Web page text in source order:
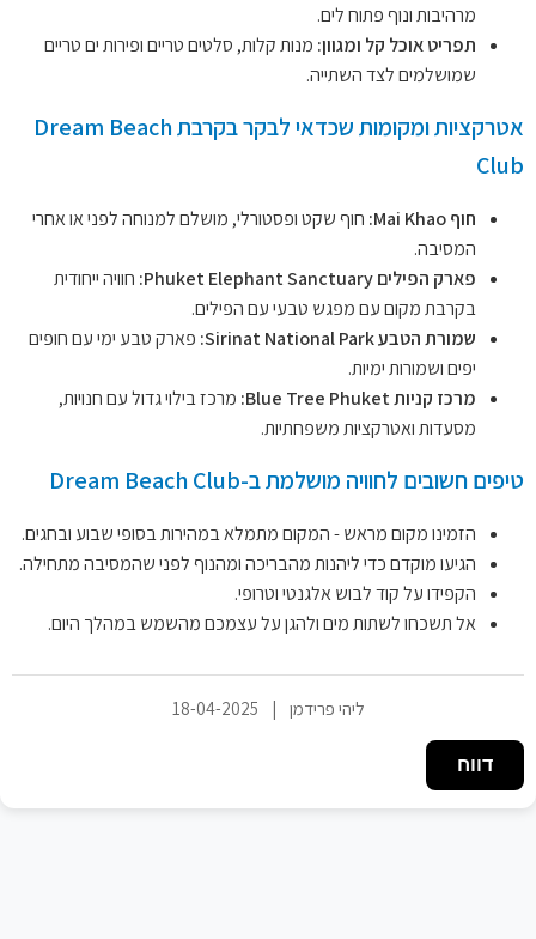
מרהיבות ונוף פתוח לים.
תפריט אוכל קל ומגוון: מנות קלות, סלטים טריים ופירות ים טריים
שמושלמים לצד השתייה.
אטרקציות ומקומות שכדאי לבקר בקרבת Dream Beach
Club
חוף Mai Khao:
חוף שקט ופסטורלי, מושלם למנוחה לפני או אחרי
המסיבה.
פארק הפילים Phuket Elephant Sanctuary:
חוויה ייחודית
בקרבת מקום עם מפגש טבעי עם הפילים.
שמורת הטבע Sirinat National Park:
פארק טבע ימי עם חופים
יפים ושמורות ימיות.
מרכז קניות Blue Tree Phuket:
מרכז בילוי גדול עם חנויות,
מסעדות ואטרקציות משפחתיות.
טיפים חשובים לחוויה מושלמת ב-Dream Beach Club
הזמינו מקום מראש - המקום מתמלא במהירות בסופי שבוע ובחגים.
הגיעו מוקדם כדי ליהנות מהבריכה ומהנוף לפני שהמסיבה מתחילה.
הקפידו על קוד לבוש אלגנטי וטרופי.
אל תשכחו לשתות מים ולהגן על עצמכם מהשמש במהלך היום.
ליהי פרידמן |
18-04-2025
דווח